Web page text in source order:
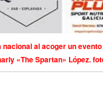
al acoger un
«The Spartan» López.